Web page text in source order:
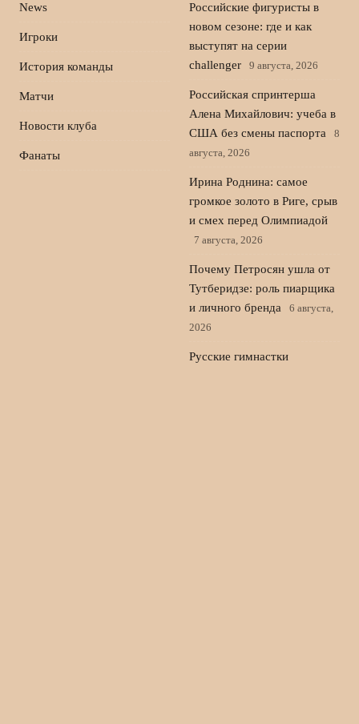
News
Игроки
История команды
Матчи
Новости клуба
Фанаты
Российские фигуристы в
новом сезоне: где и как
выступят на серии
challenger
9 августа, 2026
Российская спринтерша
Алена Михайлович: учеба в
США без смены паспорта
8
августа, 2026
Ирина Роднина: самое
громкое золото в Риге, срыв
и смех перед Олимпиадой
7 августа, 2026
Почему Петросян ушла от
Тутберидзе: роль пиарщика
и личного бренда
6 августа,
2026
Русские гимнастки